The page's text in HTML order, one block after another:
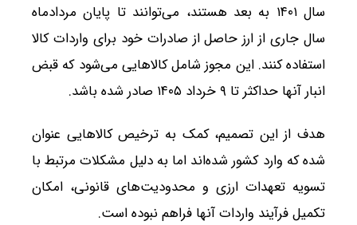
سال ۱۴۰۱ به بعد هستند، می‌توانند تا پایان مردادماه
سال جاری از ارز حاصل از صادرات خود برای واردات کالا
استفاده کنند. این مجوز شامل کالاهایی می‌شود که قبض
انبار آنها حداکثر تا ۹ خرداد ۱۴۰۵ صادر شده باشد.
هدف از این تصمیم، کمک به ترخیص کالاهایی عنوان
شده که وارد کشور شده‌اند اما به دلیل مشکلات مرتبط با
تسویه تعهدات ارزی و محدودیت‌های قانونی، امکان
تکمیل فرآیند واردات آنها فراهم نبوده است.